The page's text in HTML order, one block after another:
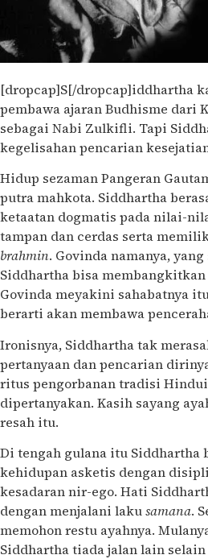
[dropcap]S[/dropcap]iddhartha
pembawa ajaran Budhisme
sebagai Nabi Zulkifli. Tapi
kegelisahan pencarian
Hidup sezaman Pangeran
putra mahkota. Siddhartha
ketaatan dogmatis pada nilai-
tampan dan cerdas serta
brahmin. Govinda namanya,
Siddhartha bisa
Govinda meyakini sahabatnya
berarti akan membawa
Ironisnya, Siddhartha tak
pertanyaan dan pencarian
ritus pengorbanan tradisi
dipertanyakan. Kasih sayang
resah itu.
Di tengah gulana itu Siddhartha
kehidupan asketis dengan
kesadaran nir-ego. Hati
dengan menjalani lakusamana.
memohon restu ayahnya.
Siddhartha tiada jalan lain